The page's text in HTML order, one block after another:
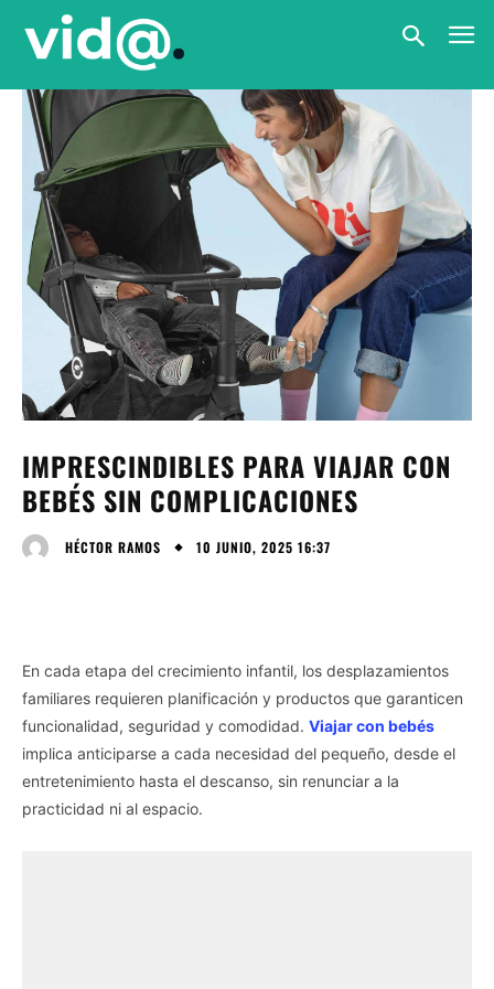
IMPRESCINDIBLES PARA VIAJAR CON
BEBÉS SIN COMPLICACIONES
HÉCTOR RAMOS 10 JUNIO, 2025 16:37
En cada etapa del crecimiento infantil, los desplazamientos
familiares requieren planificación y productos que garanticen
funcionalidad, seguridad y comodidad. Viajar con bebés
implica anticiparse a cada necesidad del pequeño, desde el
entretenimiento hasta el descanso, sin renunciar a la
practicidad ni al espacio.